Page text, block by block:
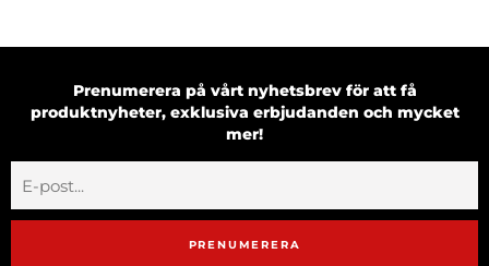
Prenumerera på vårt nyhetsbrev för att få
produktnyheter, exklusiva erbjudanden och mycket
mer!
PRENUMERERA